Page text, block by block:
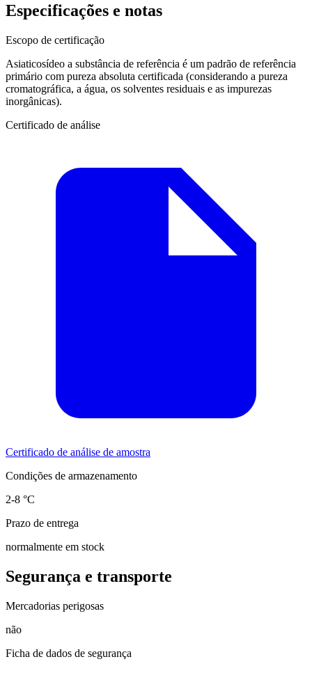
Especificações e notas
Escopo de certificação
Asiaticosídeo a substância de referência é um padrão de referência
primário com pureza absoluta certificada (considerando a pureza
cromatográfica, a água, os solventes residuais e as impurezas
inorgânicas).
Certificado de análise
Certificado de análise de amostra
Condições de armazenamento
2-8 °C
Prazo de entrega
normalmente em stock
Segurança e transporte
Mercadorias perigosas
não
Ficha de dados de segurança